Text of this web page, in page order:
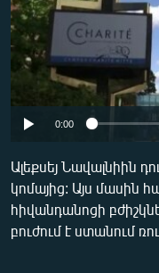
ՏԱՐԱԾԱՇՐՋԱՆ
ՄԻՋԱԶԳԱՅԻՆ
ՄՇԱԿՈՒՅԹ
ՍՊՈՐՏ
ՏՏ ԵՒ ԻՆՏԵՐՆԵՏ
ԿՈՐՈՆԱՎԻՐՈՒՍ
Auto
No
0:00
Ալեքսեյ Նավալնիին
կոմայից: Այս մասին
հիվանդանոցի
բուժում է ստանում